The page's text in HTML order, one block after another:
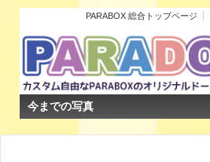
PARABOX 総合トップページ
今までの写真